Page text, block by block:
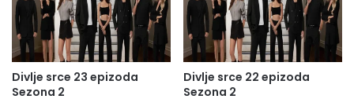
Divlje srce 23 epizoda
Sezona 2
Divlje srce 22 epizoda
Sezona 2